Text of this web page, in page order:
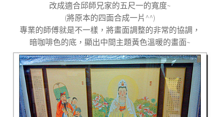
改成適合邱師兄家的五尺一的寬度~
(將原本的四面合成一片^^)
專業的師傅就是不一樣，將畫面調整的非常的協調，
暗咖啡色的底，顯出中間主題黃色溫暖的畫面~